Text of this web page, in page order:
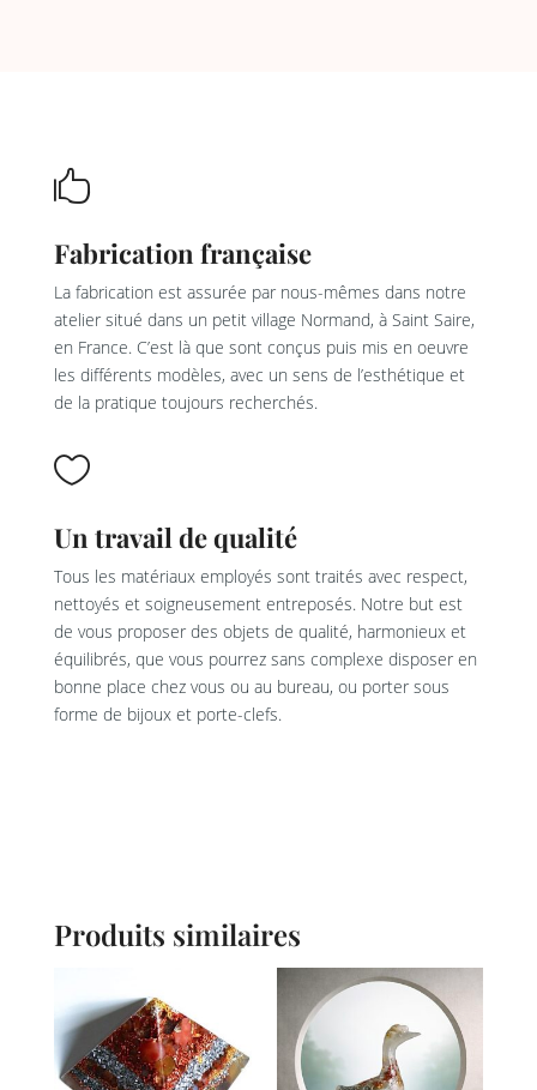

Fabrication française
La fabrication est assurée par nous-mêmes dans notre
atelier situé dans un petit village Normand, à Saint Saire,
en France. C’est là que sont conçus puis mis en oeuvre
les différents modèles, avec un sens de l’esthétique et
de la pratique toujours recherchés.

Un travail de qualité
Tous les matériaux employés sont traités avec respect,
nettoyés et soigneusement entreposés. Notre but est
de vous proposer des objets de qualité, harmonieux et
équilibrés, que vous pourrez sans complexe disposer en
bonne place chez vous ou au bureau, ou porter sous
forme de bijoux et porte-clefs.
Produits similaires